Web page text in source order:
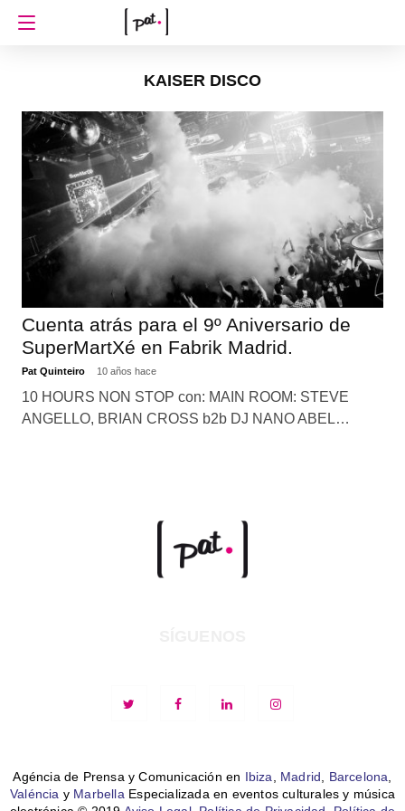
KAISER DISCO
Cuenta atrás para el 9º Aniversario de
SuperMartXé en Fabrik Madrid.
Pat Quinteiro 10 años hace
10 HOURS NON STOP con: MAIN ROOM: STEVE
ANGELLO, BRIAN CROSS b2b DJ NANO ABEL…
Agéncia de Prensa y Comunicación en Ibiza, Madrid, Barcelona,
Valéncia y MarbellaEspecializada en eventos culturales y música